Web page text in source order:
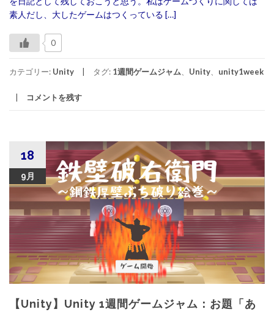
素人だし、大したゲームはつくっている […]
0
カテゴリー: Unity タグ: 1週間ゲームジャム Unity unity1week
コメントを残す
18
9月
【Unity】Unity 1週間ゲームジャム：お題「あ